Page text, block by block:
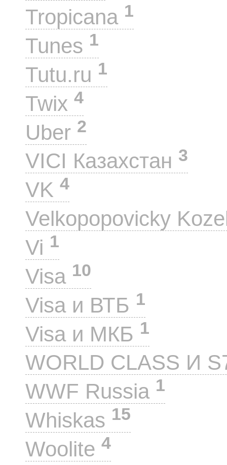
Tropicana 1
Tunes 1
Tutu.ru 1
Twix 4
Uber 2
VICI Казахстан 3
VK 4
Velkopopovicky
Vi 1
Visa 10
Visa и ВТБ 1
Visa и МКБ 1
WORLD CLASS И
WWF Russia 1
Whiskas 15
Woolite 4